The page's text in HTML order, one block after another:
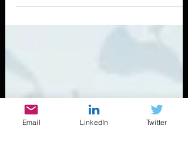
Cybercriminals are increasingly using legitimate
Email LinkedIn Twitter